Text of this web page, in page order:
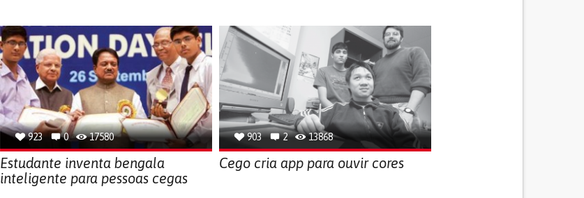
923 0 17580
Estudante inventa bengala
inteligente para pessoas cegas
903 2 13868
Cego cria app para ouvir cores